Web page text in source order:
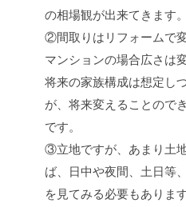
の相場観が出来てきます。
②間取りはリフォームで
マンションの場合広さは
将来の家族構成は想定し
が、将来変えることので
です。
③立地ですが、あまり土
ば、日中や夜間、土日等
を見てみる必要もあります